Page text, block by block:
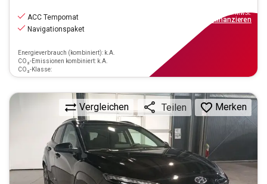
ACC Tempomat
Navigationspaket
Energieverbrauch (kombiniert): k.A.
CO₂-Emissionen kombiniert: k.A.
CO₂-Klasse:
inkl.MwSt.
finanzieren
Vergleichen Teilen Merken